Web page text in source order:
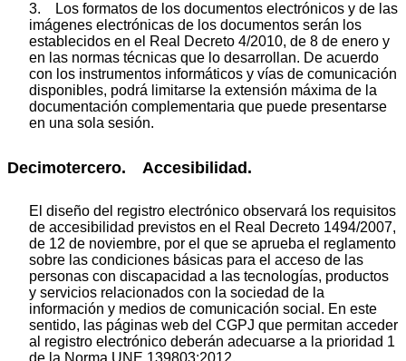
3. Los formatos de los documentos electrónicos y de las
imágenes electrónicas de los documentos serán los
establecidos en el Real Decreto 4/2010, de 8 de enero y
en las normas técnicas que lo desarrollan. De acuerdo
con los instrumentos informáticos y vías de comunicación
disponibles, podrá limitarse la extensión máxima de la
documentación complementaria que puede presentarse
en una sola sesión.
Decimotercero. Accesibilidad.
El diseño del registro electrónico observará los requisitos
de accesibilidad previstos en el Real Decreto 1494/2007,
de 12 de noviembre, por el que se aprueba el reglamento
sobre las condiciones básicas para el acceso de las
personas con discapacidad a las tecnologías, productos
y servicios relacionados con la sociedad de la
información y medios de comunicación social. En este
sentido, las páginas web del CGPJ que permitan acceder
al registro electrónico deberán adecuarse a la prioridad 1
de la Norma UNE 139803:2012.